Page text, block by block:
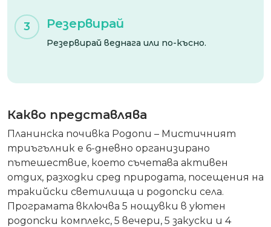
3 Резервирай
Резервирай веднага или по-късно.
Какво представлява
Планинска почивка Родопи – Мистичният
триъгълник е 6-дневно организирано
пътешествие, което съчетава активен
отдих, разходки сред природата, посещения на
тракийски светилища и родопски села.
Програмата включва 5 нощувки в уютен
родопски комплекс, 5 вечери, 5 закуски и 4